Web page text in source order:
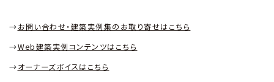
→お問い合わせ・建築実例集のお取り寄せはこちら
→Web建築実例コンテンツはこちら
→オーナーズボイスはこちら